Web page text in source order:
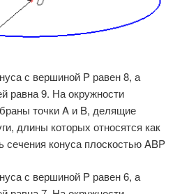
с вершиной P равен 8, а
равна 9. На окружности
точки A и B, делящие
длины которых относятся как
конуса плоскостью ABP
с вершиной P равен 6, а